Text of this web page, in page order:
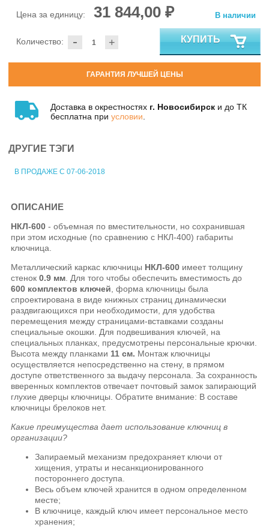
Цена за единицу: 31 844,00 ₽
- +
Количество:
В наличии
КУПИТЬ
ГАРАНТИЯ ЛУЧШЕЙ ЦЕНЫ
Доставка в окрестностях г. Новосибирск и до ТК
бесплатна при условии
ДРУГИЕ ТЭГИ
В ПРОДАЖЕ С 07-06-2018
ОПИСАНИЕ
НКЛ-600 - объемная по вместительности, но сохранившая
при этом исходные (по сравнению с НКЛ-400) габариты
ключница.
Металлический каркас ключницы НКЛ-600 имеет толщину
стенок0.9 мм . Для того чтобы обеспечить вместимость до
600 комплектов ключей , форма ключницы была
спроектирована в виде книжных страниц динамически
раздвигающихся при необходимости, для удобства
перемещения между страницами-вставками созданы
специальные окошки. Для подвешивания ключей, на
специальных планках, предусмотрены персональные крючки.
Высота между планками 11 см. Монтаж ключницы
осуществляется непосредственно на стену, в прямом
доступе ответственного за выдачу персонала. За сохранность
вверенных комплектов отвечает почтовый замок запирающий
глухие дверцы ключницы. Обратите внимание: В составе
ключницы брелоков нет.
Какие преимущества дает использование ключниц в
организации?
Запираемый механизм предохраняет ключи от
хищения, утраты и несанкционированного
постороннего доступа.
Весь объем ключей хранится в одном определенном
месте;
В ключнице, каждый ключ имеет персональное место
хранения;